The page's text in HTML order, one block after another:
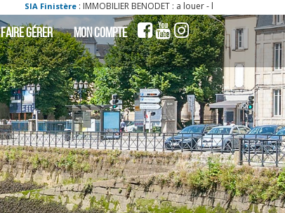
: IMMOBILIER BENODET : a louer - locati appartement benodet
FAIRE GÉRER MON COMPTE